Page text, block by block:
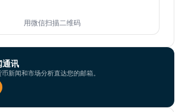
用微信扫描二维码
通讯
新闻和市场分析直达您的邮箱。